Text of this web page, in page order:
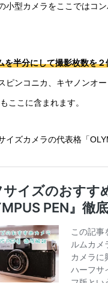
小型カメラをここではコ
を半分にして撮影枚数を
ピンコニカ、キヤノンオ
ここに含まれます。
イズカメラの代表格「